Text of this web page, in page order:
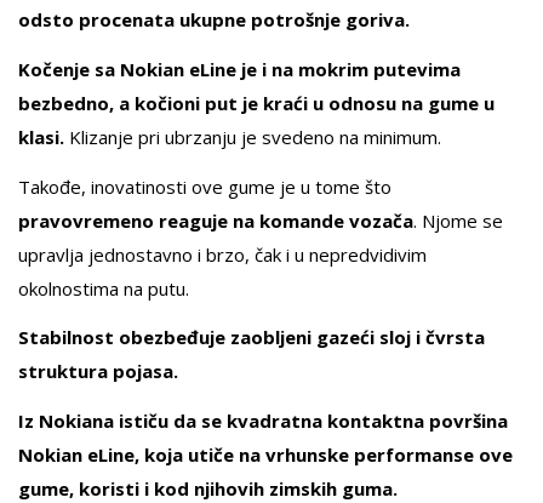
odsto procenata ukupne potrošnje goriva.
Kočenje sa Nokian eLine je i na mokrim putevima
bezbedno, a kočioni put je kraći u odnosu na gume u
klasi. Klizanje pri ubrzanju je svedeno na minimum.
Takođe, inovatinosti ove gume je u tome što
pravovremeno reaguje na komande vozača. Njome se
upravlja jednostavno i brzo, čak i u nepredvidivim
okolnostima na putu.
Stabilnost obezbeđuje zaobljeni gazeći sloj i čvrsta
struktura pojasa.
Iz Nokiana ističu da se kvadratna kontaktna površina
Nokian eLine, koja utiče na vrhunske performanse ove
gume, koristi i kod njihovih zimskih guma.